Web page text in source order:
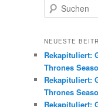
u
h
n
NEUESTE
Rekapituliert:
Thrones
Rekapituliert:
Thrones
Rekapituliert: